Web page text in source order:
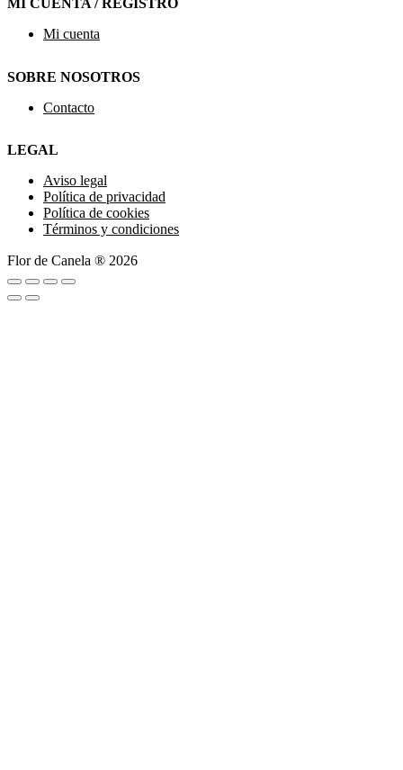
MI CUENTA / REGISTRO
Mi cuenta
SOBRE NOSOTROS
Contacto
LEGAL
Aviso legal
Política de privacidad
Política de cookies
Términos y condiciones
Flor de Canela ® 2026